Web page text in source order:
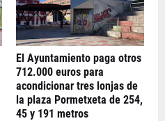
El Ayuntamiento paga otros
712.000 euros para
acondicionar tres lonjas de
la plaza Pormetxeta de 254,
45 y 191 metros